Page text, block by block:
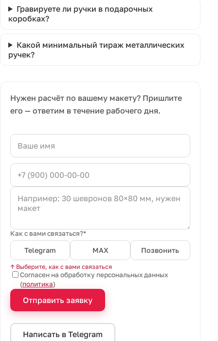
Гравируете ли ручки в подарочных
коробках?
Какой минимальный тираж металлических
ручек?
Нужен расчёт по вашему макету? Пришлите
его — ответим в течение рабочего дня.
Как с вами связаться?*
Telegram MAX Позвонить
↑ Выберите, как с вами связаться
Согласен на обработку персональных данных
(политика)
Отправить заявку
Написать в Telegram